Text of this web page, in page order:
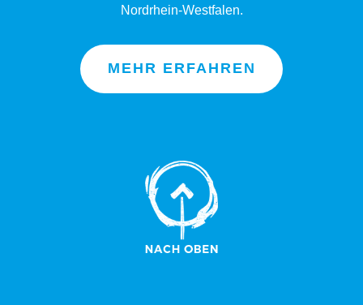
Nordrhein-Westfalen.
MEHR ERFAHREN